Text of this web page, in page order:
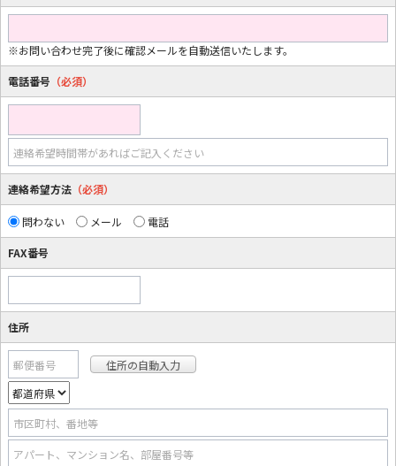
※お問い合わせ完了後に確認メールを自動送信いたします。
電話番号 （必須）
連絡希望時間帯があればご記入ください
連絡希望方法 （必須）
問わない メール 電話
FAX番号
住所
郵便番号
市区町村、番地等
アパート、マンション名、部屋番号等